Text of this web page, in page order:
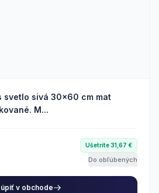
svetlo sivá 30x60 cm mat
M...
Ušetríte 31,67 €
Do obľúbených
v obchode